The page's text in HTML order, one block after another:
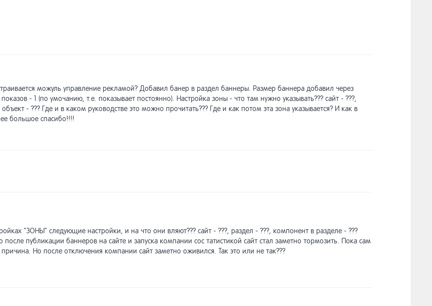
можуль управление рекламой? Добавил банер в раздел баннеры. Размер баннера добавил через
- 1 (по умочанию, т.е. показывает постоянно). Настройка зоны - что там нужно указывать??? сайт - ???,
- ??? Где и в каком руководстве это можно прочитать??? Где и как потом эта зона указывается? И как в
большое спасибо!!!!
"ЗОНЫ" следующие настройки, и на что они вляют??? сайт - ???, раздел - ???, компонент в разделе - ???
публикации баннеров на сайте и запуска компании сос татистикой сайт стал заметно тормозить. Пока сам
Но после отключения компании сайт заметно оживился. Так это или не так???